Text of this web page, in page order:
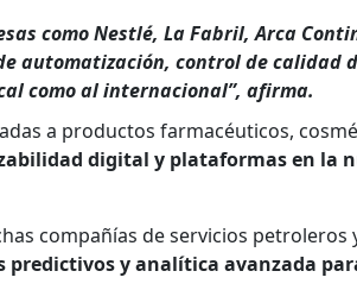
como Nestlé, La Fabril, Arca
automatización, control de calidad
como al internacional”, afirma.
a productos farmacéuticos,
digital y plataformas en la
compañías de servicios
predictivos y analítica avanzada